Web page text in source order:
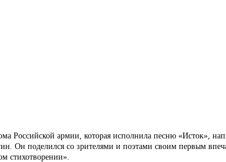
Российской армии, которая исполнила песню
Он поделился со зрителями и поэтами своим первым
стихотворении».